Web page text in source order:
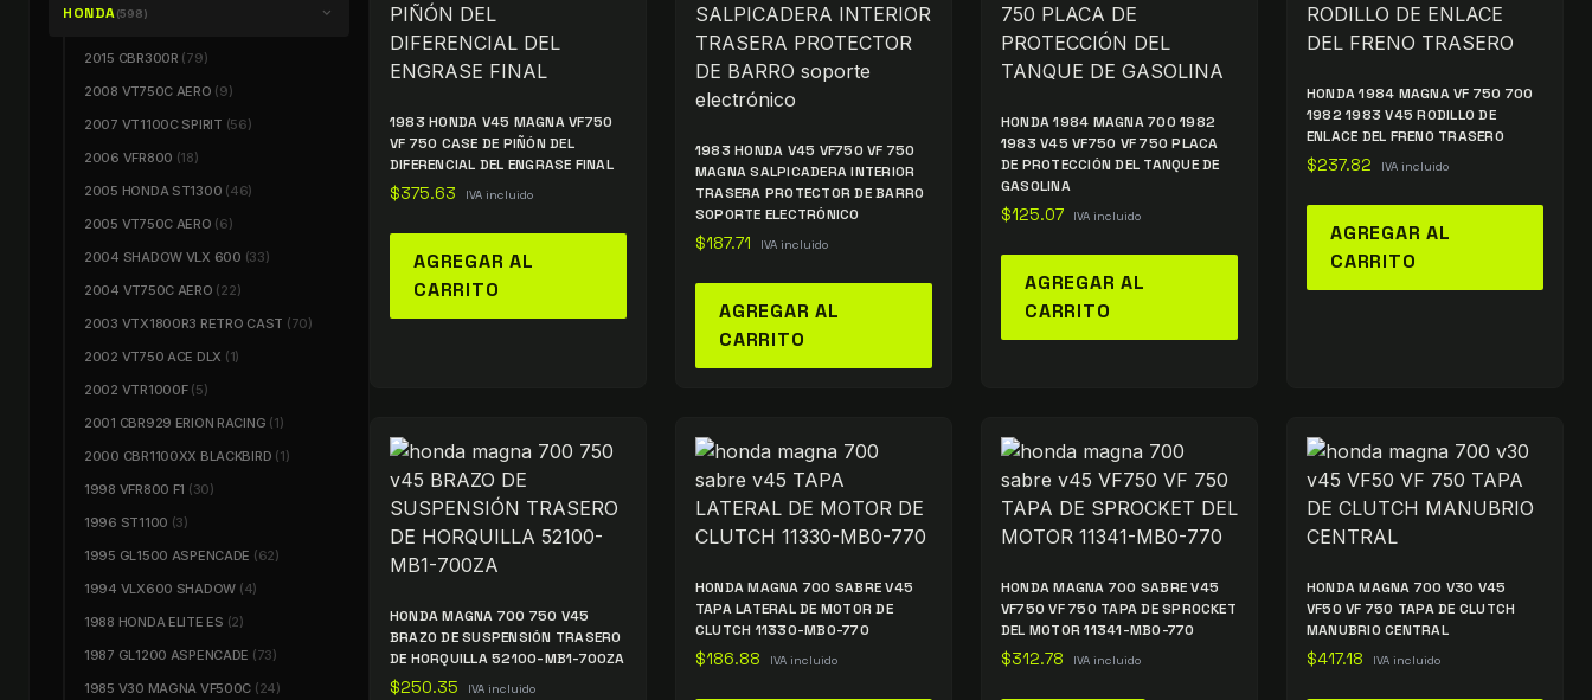
HONDA(598) chevron_right
2015 CBR300R (79)
2008 VT750C AERO (9)
2007 VT1100C SPIRIT (56)
2006 VFR800 (18)
2005 HONDA ST1300 (46)
2005 VT750C AERO (6)
2004 SHADOW VLX 600 (33)
2004 VT750C AERO (22)
2003 VTX1800R3 RETRO CAST (70)
2002 VT750 ACE DLX (1)
2002 VTR1000F (5)
2001 CBR929 ERION RACING (1)
2000 CBR1100XX BLACKBIRD (1)
1998 VFR800 F1 (30)
1996 ST1100 (3)
1995 GL1500 ASPENCADE (62)
1994 VLX600 SHADOW (4)
1988 HONDA ELITE ES (2)
1987 GL1200 ASPENCADE (73)
1985 V30 MAGNA VF500C (24)
1983 HONDA V45 MAGNA VF750
VF 750 CASE DE PIÑÓN DEL
DIFERENCIAL DEL ENGRASE FINAL
$375.63 IVA incluido
AGREGAR AL
CARRITO
1983 HONDA V45 VF750 VF 750
MAGNA SALPICADERA INTERIOR
TRASERA PROTECTOR DE BARRO
SOPORTE ELECTRÓNICO
$187.71 IVA incluido
AGREGAR AL
CARRITO
HONDA 1984 MAGNA 700 1982
1983 V45 VF750 VF 750 PLACA
DE PROTECCIÓN DEL TANQUE DE
GASOLINA
$125.07 IVA incluido
AGREGAR AL
CARRITO
HONDA 1984 MAGNA VF 750 700
1982 1983 V45 RODILLO DE
ENLACE DEL FRENO TRASERO
$237.82 IVA incluido
AGREGAR AL
CARRITO
HONDA MAGNA 700 750 V45
BRAZO DE SUSPENSIÓN TRASERO
DE HORQUILLA 52100-MB1-700ZA
$250.35 IVA incluido
HONDA MAGNA 700 SABRE V45
TAPA LATERAL DE MOTOR DE
CLUTCH 11330-MB0-770
$186.88 IVA incluido
HONDA MAGNA 700 SABRE V45
VF750 VF 750 TAPA DE SPROCKET
DEL MOTOR 11341-MB0-770
$312.78 IVA incluido
HONDA MAGNA 700 V30 V45
VF50 VF 750 TAPA DE CLUTCH
MANUBRIO CENTRAL
$417.18 IVA incluido